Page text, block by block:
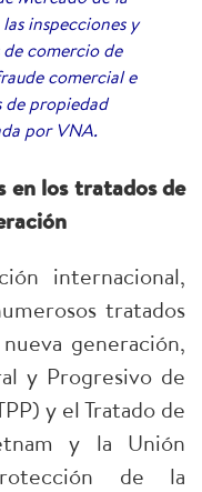
inspecciones y
comercio de
comercial e
de propiedad
por VNA.
en los tratados de
internacional,
tratados
generación,
y Progresivo de
y el Tratado de
y la Unión
de la